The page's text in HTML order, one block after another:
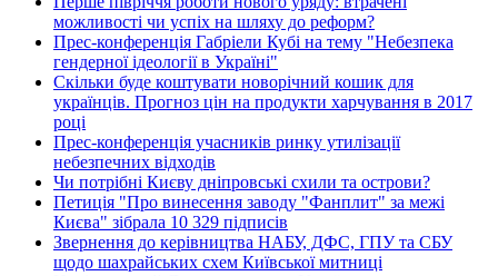
можливості чи успіх на шляху до реформ?
Прес-конференція Габріели Кубі на тему "Небезпека
гендерної ідеології в Україні"
Скільки буде коштувати новорічний кошик для
українців. Прогноз цін на продукти харчування в 2017
році
Прес-конференція учасників ринку утилізації
небезпечних відходів
Чи потрібні Києву дніпровські схили та острови?
Петиція "Про винесення заводу "Фанплит" за межі
Києва" зібрала 10 329 підписів
Звернення до керівництва НАБУ, ДФС, ГПУ та СБУ
щодо шахрайських схем Київської митниці